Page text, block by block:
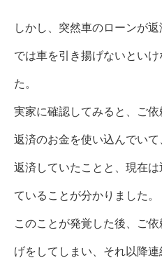
しかし、突然車のローンが
では車を引き揚げないとい
た。
実家に確認してみると、ご
返済のお金を使い込んでい
返済していたことと、現在
ていることが分かりました。
このことが発覚した後、ご
げをしてしまい、それ以降